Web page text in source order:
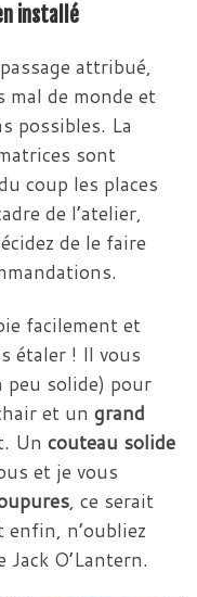
installé
attribué,
mal de monde et
possibles. La
sont
coup les places
de l’atelier,
de le faire
facilement et
étaler ! Il vous
peu solide) pour
et un grand
Un couteau solide
et je vous
, ce serait
enfin, n’oubliez
O’Lantern.